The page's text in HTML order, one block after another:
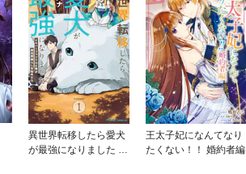
異世界転移したら愛犬
が最強になりました ～
王太子妃になんてなり
たくない！！ 婚約者編